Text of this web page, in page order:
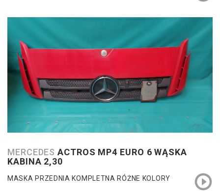
MERCEDESACTROS MP4 EURO 6 WĄSKA
KABINA 2,30
MASKA PRZEDNIA KOMPLETNA RÓŻNE KOLORY